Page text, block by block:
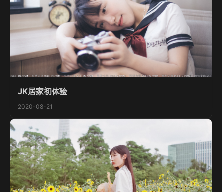
JK居家初体验
2020-08-21